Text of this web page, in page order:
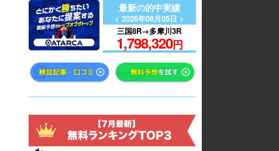
最新の的中実績
< 2026年08月05日 >
三国8R→多摩川3R
1,798,320円